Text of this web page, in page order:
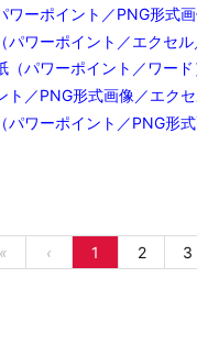
ーポイント／PNG形式画
ワーポイント／エクセル
パワーポイント／ワード
／PNG形式画像／エクセ
ワーポイント／PNG形
« ‹ 1 2 3